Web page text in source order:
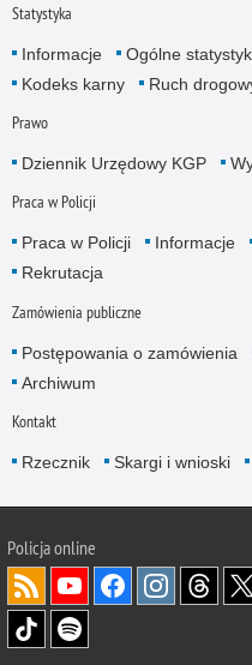
Statystyka
Informacje Ogólne
Kodeks karny
Ruch
Prawo
Dziennik Urzędowy KGP
Praca w Policji
Praca w Policji Informacje
Rekrutacja
Zamówienia publiczne
Postępowania o zamówienia
Archiwum
Kontakt
Rzecznik Skargi i wnioski
Policjaonline